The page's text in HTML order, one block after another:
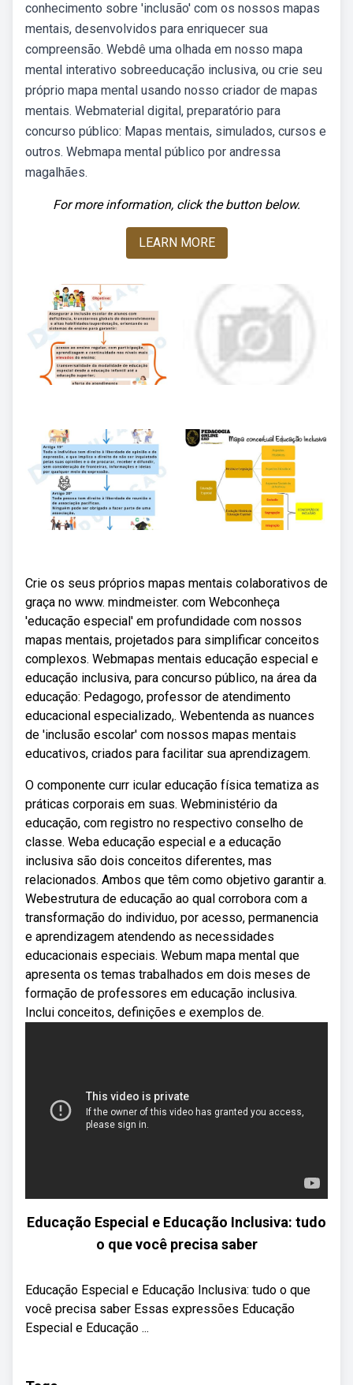
conhecimento sobre 'inclusão' com os nossos mapas
mentais, desenvolvidos para enriquecer sua
compreensão. Webdê uma olhada em nosso mapa
mental interativo sobreeducação inclusiva, ou crie seu
próprio mapa mental usando nosso criador de mapas
mentais. Webmaterial digital, preparatório para
concurso público: Mapas mentais, simulados, cursos e
outros. Webmapa mental público por andressa
magalhães.
For more information, click the button below.
LEARN MORE
Crie os seus próprios mapas mentais colaborativos de
graça no www. mindmeister. com Webconheça
'educação especial' em profundidade com nossos
mapas mentais, projetados para simplificar conceitos
complexos. Webmapas mentais educação especial e
educação inclusiva, para concurso público, na área da
educação: Pedagogo, professor de atendimento
educacional especializado,. Webentenda as nuances
de 'inclusão escolar' com nossos mapas mentais
educativos, criados para facilitar sua aprendizagem.
O componente curr icular educação física tematiza as
práticas corporais em suas. Webministério da
educação, com registro no respectivo conselho de
classe. Weba educação especial e a educação
inclusiva são dois conceitos diferentes, mas
relacionados. Ambos que têm como objetivo garantir a.
Webestrutura de educação ao qual corrobora com a
transformação do individuo, por acesso, permanencia
e aprendizagem atendendo as necessidades
educacionais especiais. Webum mapa mental que
apresenta os temas trabalhados em dois meses de
formação de professores em educação inclusiva.
Inclui conceitos, definições e exemplos de.
Educação Especial e Educação Inclusiva: tudo
o que você precisa saber
Educação Especial e Educação Inclusiva: tudo o que
você precisa saber Essas expressões Educação
Especial e Educação ...